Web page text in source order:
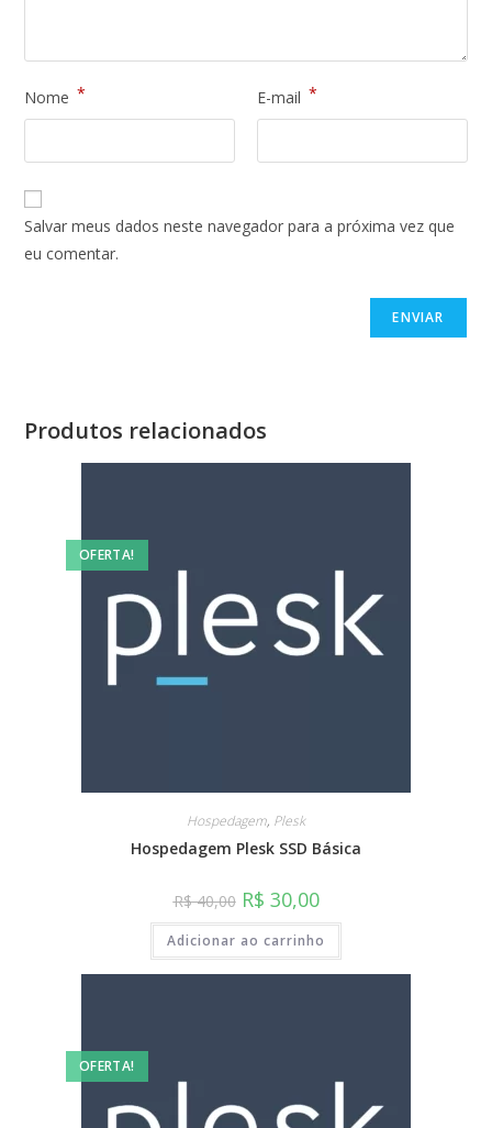
Nome * E-mail *
Salvar meus dados neste navegador para a próxima vez que
eu comentar.
Produtos relacionados
OFERTA!
Hospedagem, Plesk
Hospedagem Plesk SSD Básica
R$40,00 R$ 30,00
Adicionar ao carrinho
OFERTA!